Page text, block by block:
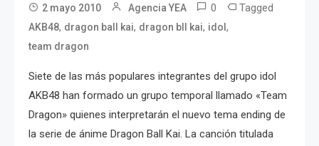
2 mayo 2010 Agencia YEA 0 Tagged
AKB48, dragon ball kai, dragon bll kai, idol,
team dragon
Siete de las más populares integrantes del grupo idol
AKB48 han formado un grupo temporal llamado «Team
Dragon» quienes interpretarán el nuevo tema ending de
la serie de ánime Dragon Ball Kai. La canción titulada